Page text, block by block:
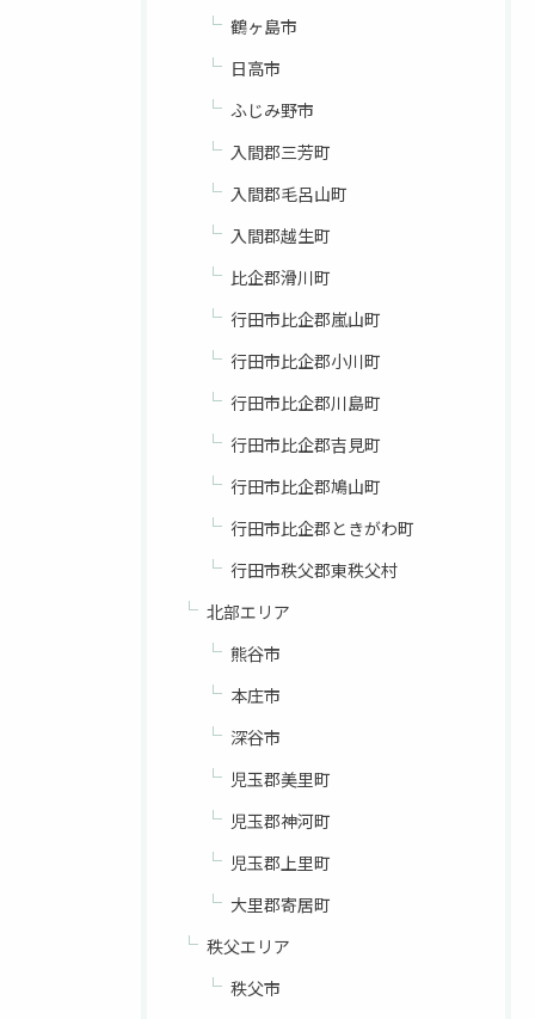
鶴ヶ島市
日高市
ふじみ野市
入間郡三芳町
入間郡毛呂山町
入間郡越生町
比企郡滑川町
行田市比企郡嵐山町
行田市比企郡小川町
行田市比企郡川島町
行田市比企郡吉見町
行田市比企郡鳩山町
行田市比企郡ときがわ町
行田市秩父郡東秩父村
北部エリア
熊谷市
本庄市
深谷市
児玉郡美里町
児玉郡神河町
児玉郡上里町
大里郡寄居町
秩父エリア
秩父市